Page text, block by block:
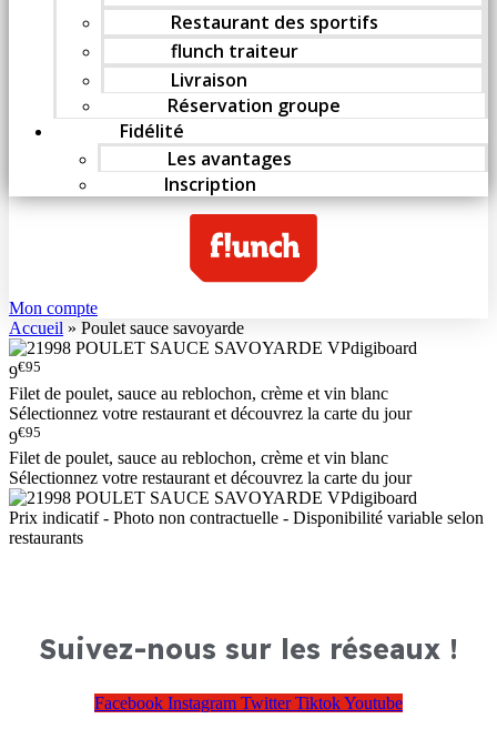
Restaurant des sportifs
flunch traiteur
Livraison
Réservation groupe
Fidélité
Les avantages
Inscription
Mon compte
Accueil » Poulet sauce savoyarde
9€95
Filet de poulet, sauce au reblochon, crème et vin blanc
Sélectionnez votre restaurant et découvrez la carte du jour
9€95
Filet de poulet, sauce au reblochon, crème et vin blanc
Sélectionnez votre restaurant et découvrez la carte du jour
Prix indicatif - Photo non contractuelle - Disponibilité variable selon
restaurants
Suivez-nous sur les réseaux !
Facebook Instagram Twitter TiktokYoutube